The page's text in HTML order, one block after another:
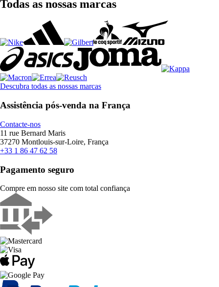
Todas as nossas marcas
Descubra todas as nossas marcas
Assistência pós-venda na França
Contacte-nos
11 rue Bernard Maris
37270 Montlouis-sur-Loire, França
+33 1 86 47 62 58
Pagamento seguro
Compre em nosso site com total confiança